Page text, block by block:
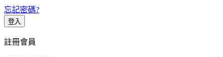
忘記密碼?
登入
註冊會員